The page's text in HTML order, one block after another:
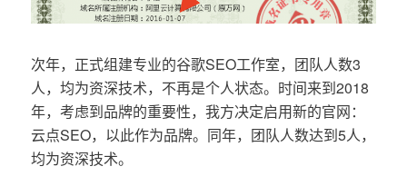
次年，正式组建专业的谷歌SEO工作室，团队人数3
人，均为资深技术，不再是个人状态。时间来到2018
年，考虑到品牌的重要性，我方决定启用新的官网：
云点SEO，以此作为品牌。同年，团队人数达到5人，
均为资深技术。